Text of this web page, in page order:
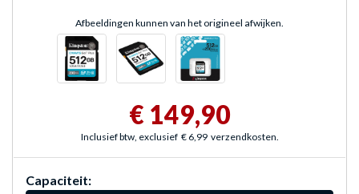
Afbeeldingen kunnen van het origineel afwijken.
€ 149,90
Inclusief btw, exclusief € 6,99 verzendkosten.
Capaciteit: